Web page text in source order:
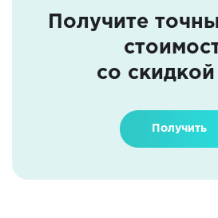
Получите
со скидкой
Получить